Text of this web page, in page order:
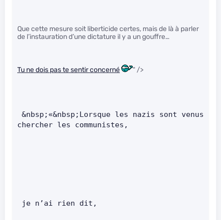
Que cette mesure soit liberticide certes, mais de là à parler
de l’instauration d’une dictature il y a un gouffre…
Tu ne dois pas te sentir concerné " />
chercher les communistes,
je n’ai rien dit,